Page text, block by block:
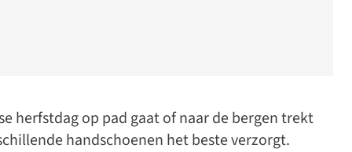
herfstdag op pad gaat of naar de bergen trekt
handschoenen het beste verzorgt.